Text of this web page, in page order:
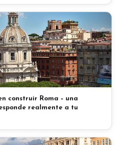
construir Roma – una
realmente a tu